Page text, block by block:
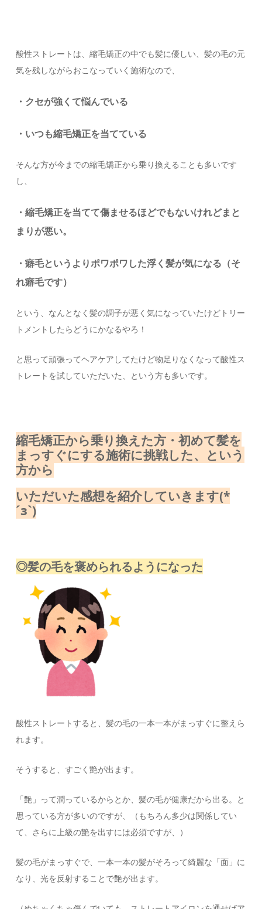
酸性ストレートは、縮毛矯正の中でも髪に優しい、髪の毛の元
気を残しながらおこなっていく施術なので、
・クセが強くて悩んでいる
・いつも縮毛矯正を当てている
そんな方が今までの縮毛矯正から乗り換えることも多いです
し、
・縮毛矯正を当てて傷ませるほどでもないけれどまと
まりが悪い。
・癖毛というよりポワポワした浮く髪が気になる（そ
れ癖毛です）
という、なんとなく髪の調子が悪く気になっていたけどトリー
トメントしたらどうにかなるやろ！
と思って頑張ってヘアケアしてたけど物足りなくなって酸性ス
トレートを試していただいた、という方も多いです。
縮毛矯正から乗り換えた方・初めて髪を
まっすぐにする施術に挑戦した、という
方から
いただいた感想を紹介していきます(*
´з`)
◎髪の毛を褒められるようになった
酸性ストレートすると、髪の毛の一本一本がまっすぐに整えら
れます。
そうすると、すごく艶が出ます。
「艶」って潤っているからとか、髪の毛が健康だから出る。と
思っている方が多いのですが、（もちろん多少は関係してい
て、さらに上級の艶を出すには必須ですが、）
髪の毛がまっすぐで、一本一本の髪がそろって綺麗な「面」に
なり、光を反射することで艶が出ます。